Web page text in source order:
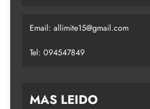
Email: allimite15@gmail.com
Tel: 094547849
MAS LEIDO